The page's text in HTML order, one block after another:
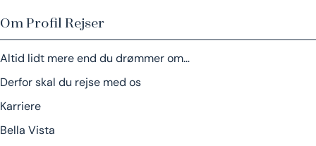
Om Profil Rejser
Altid lidt mere end du drømmer om…
Derfor skal du rejse med os
Karriere
Bella Vista